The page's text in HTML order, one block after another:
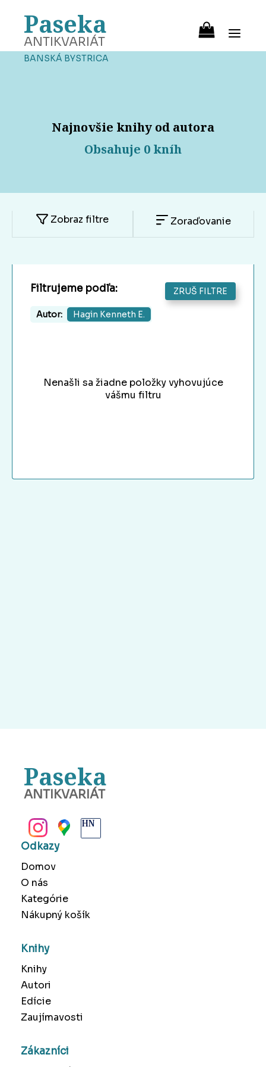
Paseka
ANTIKVARIÁT
BANSKÁ BYSTRICA
Najnovšie knihy od autora
Obsahuje 0 kníh
Zobraz filtre Zoraďovanie
Filtrujeme podľa: ZRUŠ FILTRE
Autor: Hagin Kenneth E.
Nenašli sa žiadne položky vyhovujúce
vášmu filtru
Paseka
ANTIKVARIÁT
Odkazy
Domov
O nás
Kategórie
Nákupný košík
Knihy
Knihy
Autori
Edície
Zaujímavosti
Zákazníci